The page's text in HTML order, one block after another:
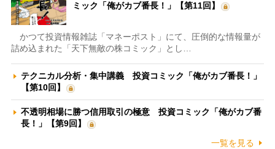
ミック「俺がカブ番長！」【第11回】
かつて投資情報雑誌「マネーポスト」にて、圧倒的な情報量が
詰め込まれた「天下無敵の株コミック」とし…
テクニカル分析・集中講義 投資コミック「俺がカブ番長！」
【第10回】
不透明相場に勝つ信用取引の極意 投資コミック「俺がカブ番
長！」【第9回】
一覧を見る